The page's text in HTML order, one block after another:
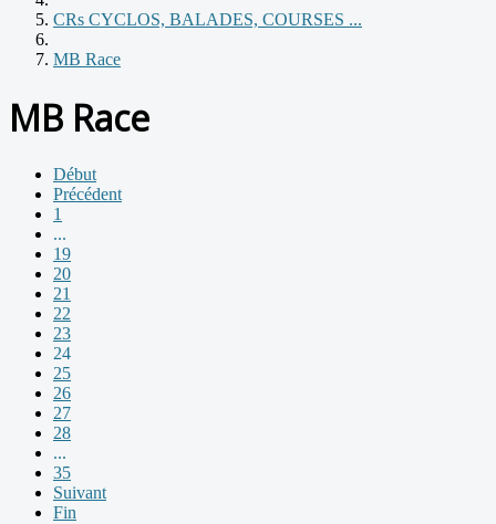
CRs CYCLOS, BALADES, COURSES ...
MB Race
MB Race
Début
Précédent
1
...
19
20
21
22
23
24
25
26
27
28
...
35
Suivant
Fin